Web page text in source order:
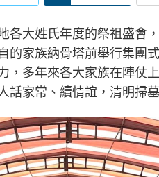
各大姓氏年度的祭祖盛會
的家族納骨塔前舉行集團
，多年來各大家族在陣仗
話家常、續情誼，清明掃